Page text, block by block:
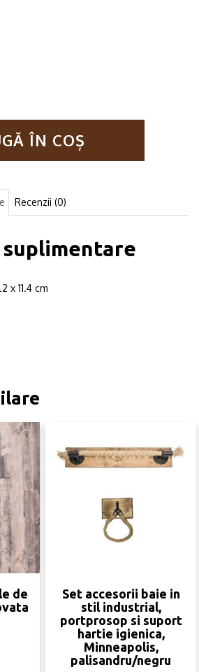
ÎN COȘ
Recenzii (0)
x 11.4 cm
de
Set accesorii baie in
stil industrial,
portprosop si suport
hartie igienica,
Minneapolis,
palisandru/negru